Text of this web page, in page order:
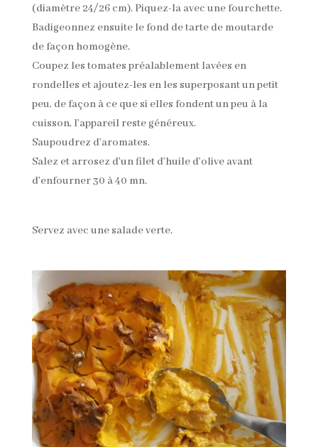
(diamètre 24/26 cm). Piquez-la avec une fourchette.
Badigeonnez ensuite le fond de tarte de moutarde
de façon homogène.
Coupez les tomates préalablement lavées en
rondelles et ajoutez-les en les superposant un petit
peu, de façon à ce que si elles fondent un peu à la
cuisson, l’appareil reste généreux.
Saupoudrez d’aromates.
Salez et arrosez d’un filet d’huile d’olive avant
d’enfourner 30 à 40 mn.
Servez avec une salade verte.